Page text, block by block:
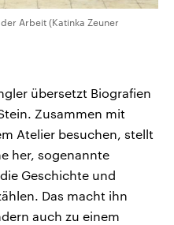
Arbeit (Katinka Zeuner
übersetzt Biografien
Zusammen mit
Atelier besuchen, stellt
her, sogenannte
Geschichte und
Das macht ihn
auch zu einem